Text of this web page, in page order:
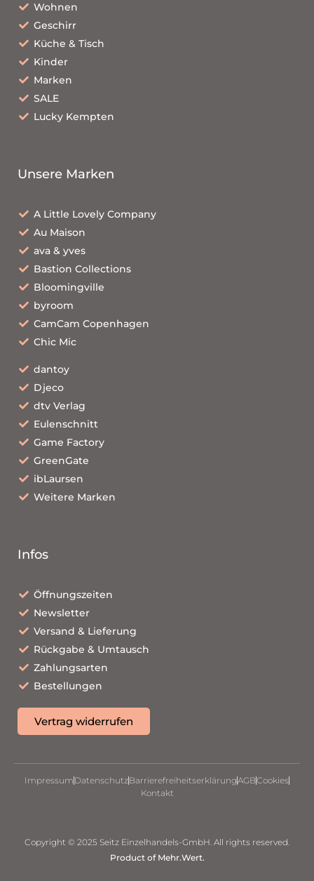
Wohnen
Geschirr
Küche & Tisch
Kinder
Marken
SALE
Lucky Kempten
Unsere Marken
A Little Lovely Company
Au Maison
ava & yves
Bastion Collections
Bloomingville
byroom
CamCam Copenhagen
Chic Mic
dantoy
Djeco
dtv Verlag
Eulenschnitt
Game Factory
GreenGate
ibLaursen
Weitere Marken
Infos
Öffnungszeiten
Newsletter
Versand & Lieferung
Rückgabe & Umtausch
Zahlungsarten
Bestellungen
Vertrag widerrufen
Impressum Datenschutz BarrierefreiheitserklärungAGBCookies
Kontakt
Copyright © 2025 Seitz Einzelhandels-GmbH. All rights reserved.
Product of Mehr.Wert.